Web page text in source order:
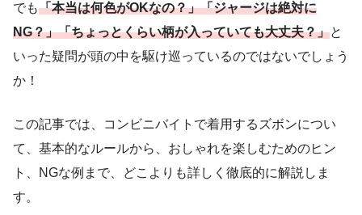
でも「本当は何色がOKなの？」「ジャージは絶対に
NG？」「ちょっとくらい柄が入っていても大丈夫？」と
いった疑問が頭の中を駆け巡っているのではないでしょう
か！
この記事では、コンビニバイトで着用するズボンについ
て、基本的なルールから、おしゃれを楽しむためのヒン
ト、NGな例まで、どこよりも詳しく徹底的に解説しま
す。